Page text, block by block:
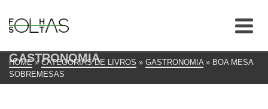
GASTRONOMIA
HOME » CATEGORIAS DE LIVROS » GASTRONOMIA » BOA MESA
SOBREMESAS